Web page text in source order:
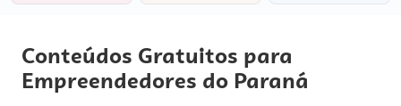
Conteúdos Gratuitos para
Empreendedores do Paraná